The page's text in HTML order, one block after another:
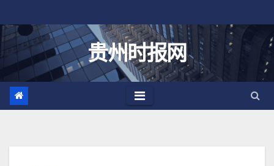
至
贵州时报网